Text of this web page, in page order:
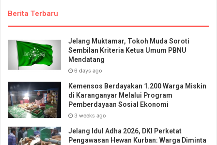
Berita Terbaru
Jelang Muktamar, Tokoh Muda Soroti
Sembilan Kriteria Ketua Umum PBNU
Mendatang
6 days ago
Kemensos Berdayakan 1.200 Warga Miskin
di Karanganyar Melalui Program
Pemberdayaan Sosial Ekonomi
3 weeks ago
Jelang Idul Adha 2026, DKI Perketat
Pengawasan Hewan Kurban: Warga Diminta